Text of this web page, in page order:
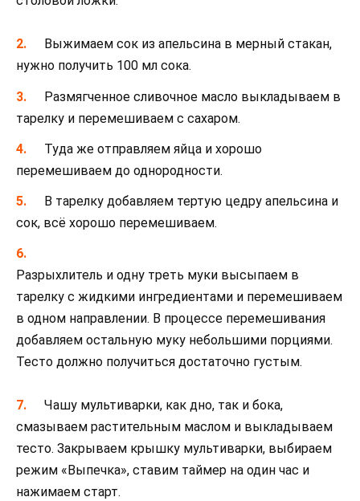
Выжимаем сок из апельсина в мерный стакан,
нужно получить 100 мл сока.
Размягченное сливочное масло выкладываем в
тарелку и перемешиваем с сахаром.
Туда же отправляем яйца и хорошо
перемешиваем до однородности.
В тарелку добавляем тертую цедру апельсина и
сок, всё хорошо перемешиваем.
Разрыхлитель и одну треть муки высыпаем в
тарелку с жидкими ингредиентами и перемешиваем
в одном направлении. В процессе перемешивания
добавляем остальную муку небольшими порциями.
Тесто должно получиться достаточно густым.
Чашу мультиварки, как дно, так и бока,
смазываем растительным маслом и выкладываем
тесто. Закрываем крышку мультиварки, выбираем
режим «Выпечка», ставим таймер на один час и
нажимаем старт.